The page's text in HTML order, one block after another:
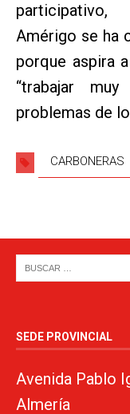
Amérigo se ha
porque aspira
“trabajar
problemas de
CARBONERAS
SEDE PROVINCIAL
Avenida Pablo
Almería